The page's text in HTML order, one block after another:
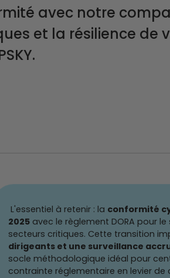
avec notre
et la résilience de
L'essentiel à retenir : la conformité
2025 avec le règlement DORA pour
secteurs critiques. Cette transition
dirigeants et une surveillance
socle méthodologique idéal pour
contrainte réglementaire en levier de